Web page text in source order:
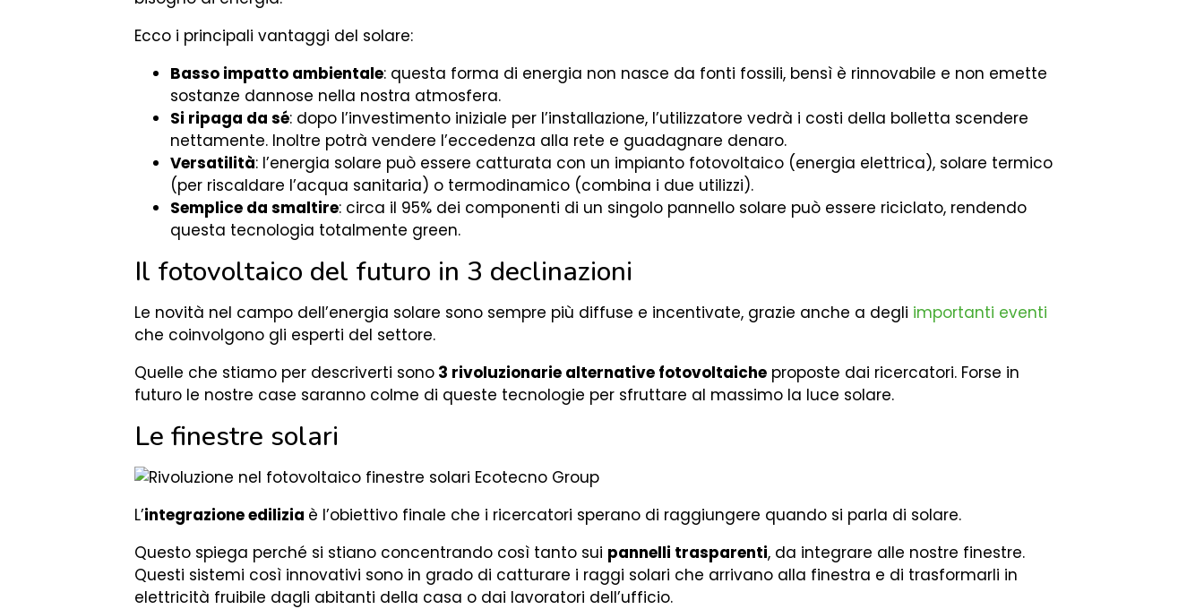
Ecco i principali vantaggi del solare:
Basso impatto ambientale: questa forma di energia non nasce da fonti fossili, bensì è rinnovabile e non emette
sostanze dannose nella nostra atmosfera.
Si ripaga da sé: dopo l’investimento iniziale per l’installazione, l’utilizzatore vedrà i costi della bolletta scendere
nettamente. Inoltre potrà vendere l’eccedenza alla rete e guadagnare denaro.
Versatilità: l’energia solare può essere catturata con un impianto fotovoltaico (energia elettrica), solare termico
(per riscaldare l’acqua sanitaria) o termodinamico (combina i due utilizzi).
Semplice da smaltire: circa il 95% dei componenti di un singolo pannello solare può essere riciclato, rendendo
questa tecnologia totalmente green.
Il fotovoltaico del futuro in 3 declinazioni
Le novità nel campo dell’energia solare sono sempre più diffuse e incentivate, grazie anche a degli importanti eventi
che coinvolgono gli esperti del settore.
Quelle che stiamo per descriverti sono 3 rivoluzionarie alternative fotovoltaiche proposte dai ricercatori. Forse in
futuro le nostre case saranno colme di queste tecnologie per sfruttare al massimo la luce solare.
Le finestre solari
L’integrazione edilizia è l’obiettivo finale che i ricercatori sperano di raggiungere quando si parla di solare.
Questo spiega perché si stiano concentrando così tanto sui pannelli trasparenti, da integrare alle nostre finestre.
Questi sistemi così innovativi sono in grado di catturare i raggi solari che arrivano alla finestra e di trasformarli in
elettricità fruibile dagli abitanti della casa o dai lavoratori dell’ufficio.